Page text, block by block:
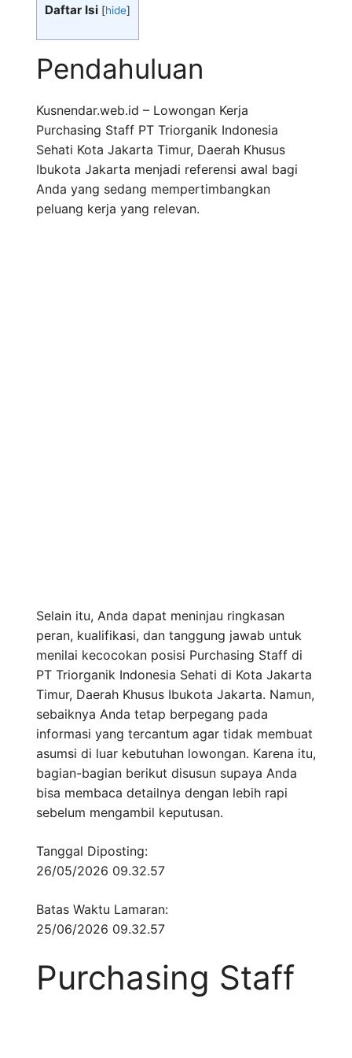
Daftar Isi [hide]
Pendahuluan
Kusnendar.web.id – Lowongan Kerja
Purchasing Staff PT Triorganik Indonesia
Sehati Kota Jakarta Timur, Daerah Khusus
Ibukota Jakarta menjadi referensi awal bagi
Anda yang sedang mempertimbangkan
peluang kerja yang relevan.
Selain itu, Anda dapat meninjau ringkasan
peran, kualifikasi, dan tanggung jawab untuk
menilai kecocokan posisi Purchasing Staff di
PT Triorganik Indonesia Sehati di Kota Jakarta
Timur, Daerah Khusus Ibukota Jakarta. Namun,
sebaiknya Anda tetap berpegang pada
informasi yang tercantum agar tidak membuat
asumsi di luar kebutuhan lowongan. Karena itu,
bagian-bagian berikut disusun supaya Anda
bisa membaca detailnya dengan lebih rapi
sebelum mengambil keputusan.
Tanggal Diposting:
26/05/2026 09.32.57
Batas Waktu Lamaran:
25/06/2026 09.32.57
Purchasing Staff